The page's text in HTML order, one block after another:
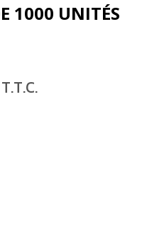
1000 UNITÉS
T.T.C.